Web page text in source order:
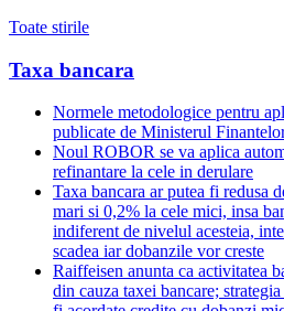
Toate stirile
Taxa bancara
Normele metodologice pentru
publicate de Ministerul
Noul ROBOR se va aplica
refinantare la cele in derulare
Taxa bancara ar putea fi redusa
mari si 0,2% la cele mici, insa
indiferent de nivelul acesteia,
scadea iar dobanzile vor creste
Raiffeisen anunta ca activitatea
din cauza taxei bancare;